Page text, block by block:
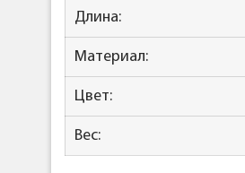
Длина:
Материал:
Цвет:
Вес: